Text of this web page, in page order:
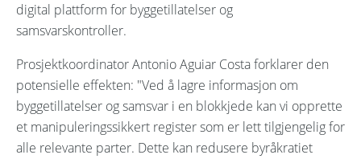
digital plattform for byggetillatelser og
samsvarskontroller.
Prosjektkoordinator Antonio Aguiar Costa forklarer den
potensielle effekten: "Ved å lagre informasjon om
byggetillatelser og samsvar i en blokkjede kan vi opprette
et manipuleringssikkert register som er lett tilgjengelig for
alle relevante parter. Dette kan redusere byråkratiet